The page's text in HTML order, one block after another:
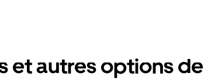
et autres options de